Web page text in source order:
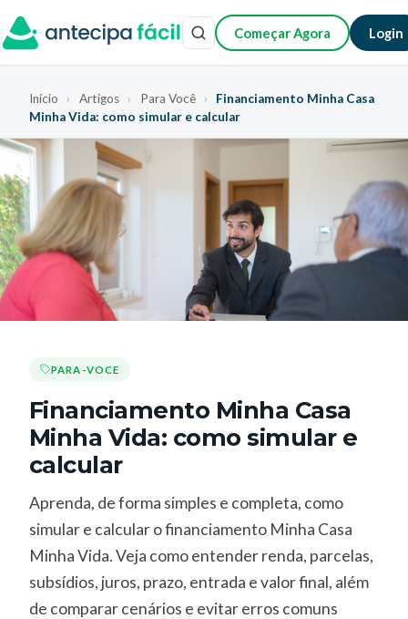
Começar Agora Login
Início › Artigos › Para Você ›
Financiamento Minha Casa
Minha Vida: como simular e calcular
PARA-VOCE
Financiamento Minha Casa
Minha Vida: como simular e
calcular
Aprenda, de forma simples e completa, como
simular e calcular o financiamento Minha Casa
Minha Vida. Veja como entender renda, parcelas,
subsídios, juros, prazo, entrada e valor final, além
de comparar cenários e evitar erros comuns